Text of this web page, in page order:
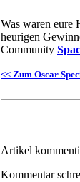
Was waren eure
heurigen
Community
<< Zum Oscar
Artikel
Kommentar